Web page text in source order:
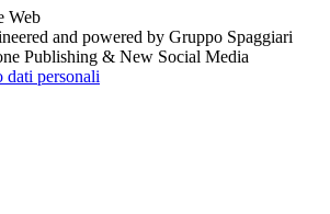
and powered by Gruppo Spaggiari
Publishing & New Social Media
dati personali